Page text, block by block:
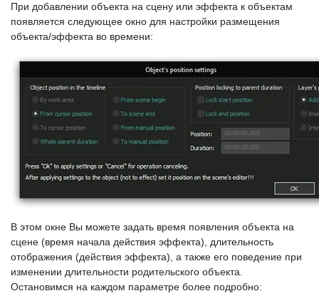
При добавлении объекта на сцену или эффекта к объектам
появляется следующее окно для настройки размещения
объекта/эффекта во времени:
В этом окне Вы можете задать время появления объекта на
сцене (время начала действия эффекта), длительность
отображения (действия эффекта), а также его поведение при
изменении длительности родительского объекта.
Остановимся на каждом параметре более подробно: